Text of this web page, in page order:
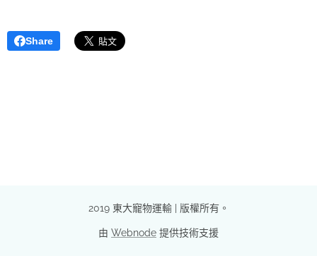
Share
2019 東大寵物運輸 | 版權所有。
由 Webnode 提供技術支援